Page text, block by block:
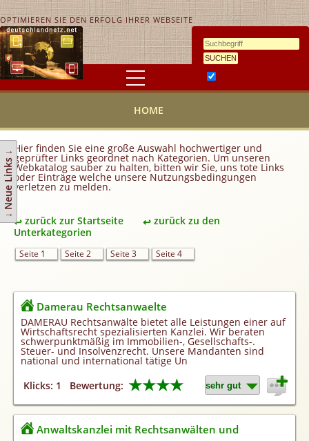
OPTIMIEREN SIE DEN ERFOLG IHRER WEBSEITE
AGB
Link hinzufügen
Eintrag ändern
Werbedienstleistungen
Partner
Homepageerstellung
Webkatalog
Linkaufbau
Sonderangebot
HOME
Hier finden Sie eine große Auswahl hochwertiger und
geprüfter Links geordnet nach Kategorien. Um unseren
Webkatalog sauber zu halten, bitten wir Sie, uns tote Links
oder Einträge welche unsere Nutzungsbedingungen
verletzen zu melden.
zurück zur Startseite
zurück zu den
Unterkategorien
Seite 1 Seite 2 Seite 3 Seite 4
Damerau Rechtsanwaelte
DAMERAU Rechtsanwälte bietet alle Leistungen einer auf
Wirtschaftsrecht spezialisierten Kanzlei. Wir beraten
schwerpunktmäßig im Immobilien-, Gesellschafts-.
Steuer- und Insolvenzrecht. Unsere Mandanten sind
national und international tätige Un
Klicks: 1
Bewertung: ★★★★
Anwaltskanzlei mit Rechtsanwälten und
↓ Neue Links ↓